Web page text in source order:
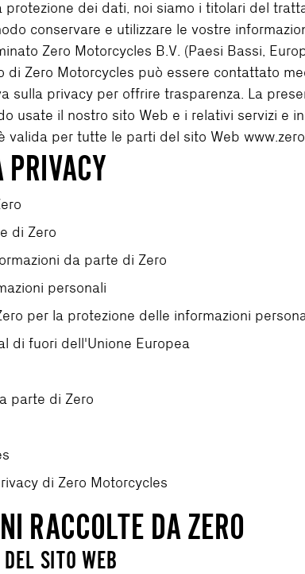
protezione dei dati, noi siamo i titolari del
conservare e utilizzare le vostre
Zero Motorcycles B.V. (Paesi Bassi,
di Zero Motorcycles può essere contattato
sulla privacy per offrire trasparenza. La
usate il nostro sito Web e i relativi servizi e
valida per tutte le parti del sito Web
PRIVACY
di Zero
da parte di Zero
personali
per la protezione delle informazioni
di fuori dell'Unione Europea
parte di Zero
di Zero Motorcycles
RACCOLTE DA ZERO
SITO WEB